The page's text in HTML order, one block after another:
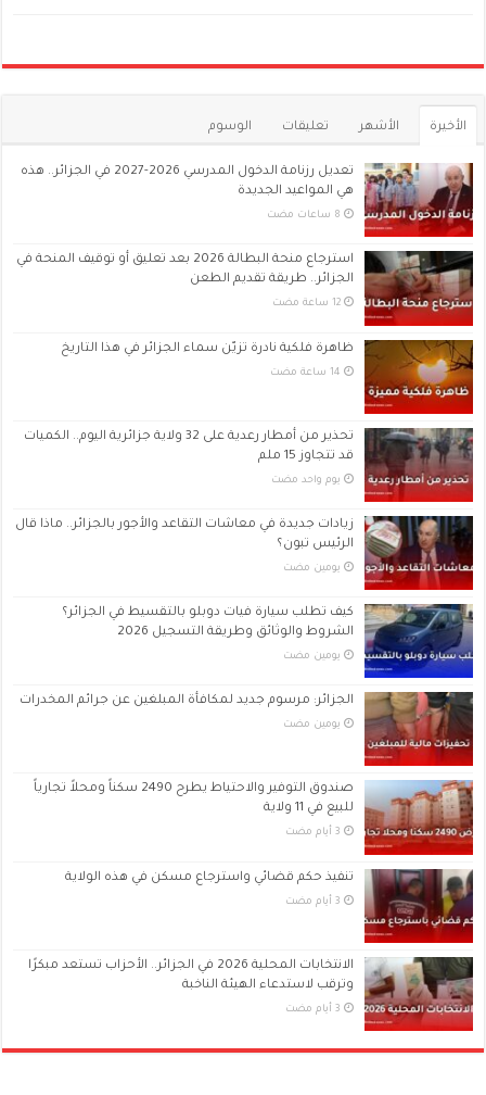
الأخيرة الأشهر تعليقات الوسوم
تعديل رزنامة الدخول المدرسي 2026-2027 في الجزائر.. هذه
هي المواعيد الجديدة
استرجاع منحة البطالة 2026 بعد تعليق أو توقيف المنحة في
الجزائر.. طريقة تقديم الطعن
‏12 ساعة مضت
ظاهرة فلكية نادرة تزيّن سماء الجزائر في هذا التاريخ
تحذير من أمطار رعدية على 32 ولاية جزائرية اليوم.. الكميات
قد تتجاوز 15 ملم
‏يوم واحد مضت
زيادات جديدة في معاشات التقاعد والأجور بالجزائر.. ماذا قال
الرئيس تبون؟
‏يومين مضت
كيف تطلب سيارة فيات دوبلو بالتقسيط في الجزائر؟
الشروط والوثائق وطريقة التسجيل 2026
‏يومين مضت
الجزائر: مرسوم جديد لمكافأة المبلغين عن جرائم المخدرات
‏يومين مضت
صندوق التوفير والاحتياط يطرح 2490 سكناً ومحلاً تجارياً
للبيع في 11 ولاية
تنفيذ حكم قضائي واسترجاع مسكن في هذه الولاية
الانتخابات المحلية 2026 في الجزائر.. الأحزاب تستعد مبكرًا
وترقب لاستدعاء الهيئة الناخبة